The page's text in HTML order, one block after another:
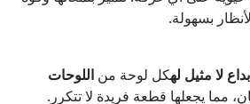
بسهولة.
كل لوحة من اللوحات
مما يجعلها قطعة فريدة لا تتكرر.